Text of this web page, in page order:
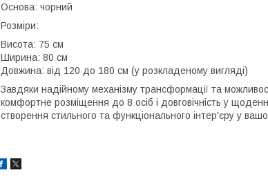
Основа: чорний
Розміри:
Висота: 75 см
Ширина: 80 см
Довжина: від 120 до 180 см (у розкладеному вигляді)
Завдяки надійному механізму трансформації та
комфортне розміщення до 8 осіб і довговічність у
створення стильного та функціонального інтер'єру у